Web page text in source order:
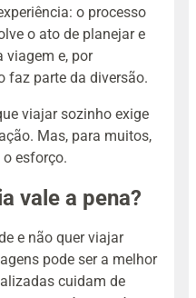
o processo
o ato de planejar e
viagem e, por
faz parte da diversão.
viajar sozinho exige
Mas, para muitos,
esforço.
vale a pena?
e não quer viajar
pode ser a melhor
cuidam de